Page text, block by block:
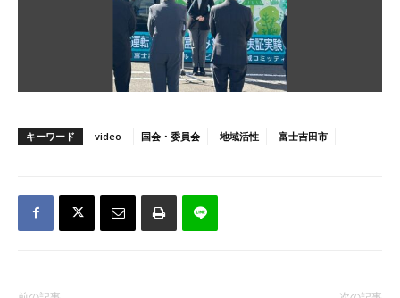
キーワード video 国会・委員会 地域活性 富士吉田市